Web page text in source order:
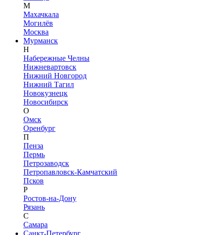
М
Махачкала
Могилёв
Москва
Мурманск
Н
Набережные Челны
Нижневартовск
Нижний Новгород
Нижний Тагил
Новокузнецк
Новосибирск
О
Омск
Оренбург
П
Пенза
Пермь
Петрозаводск
Петропавловск-Камчатский
Псков
Р
Ростов-на-Дону
Рязань
С
Самара
Санкт-Петербург